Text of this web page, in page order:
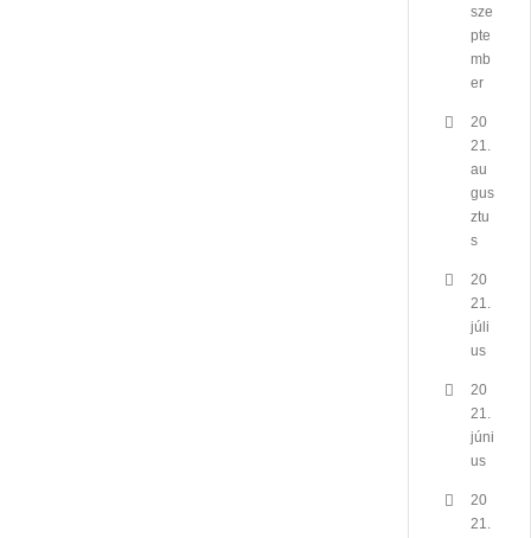
sze
pte
mb
er
20
21.
au
gus
ztu
s
20
21.
júli
us
20
21.
júni
us
20
21.